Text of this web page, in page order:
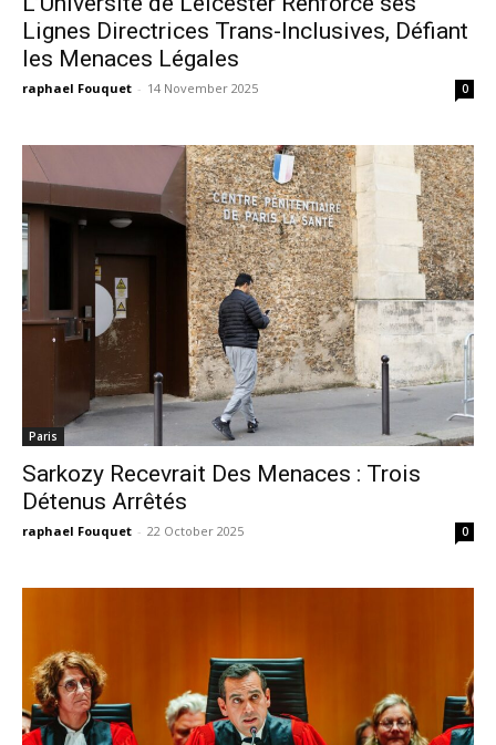
Lignes Directrices Trans-Inclusives, Défiant
les Menaces Légales
raphael Fouquet - 14 November 2025 0
Paris
Sarkozy Recevrait Des Menaces : Trois
Détenus Arrêtés
raphael Fouquet - 22 October 2025 0